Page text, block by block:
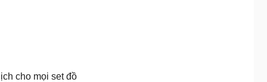
cho mọi set đồ